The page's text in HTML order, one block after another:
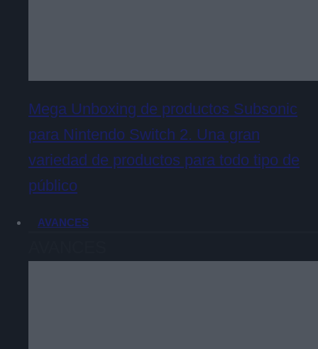
Mega Unboxing de productos Subsonic
para Nintendo Switch 2. Una gran
variedad de productos para todo tipo de
público
AVANCES